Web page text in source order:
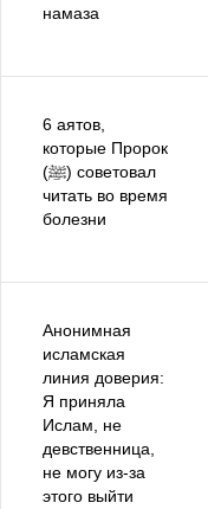
намаза
6 аятов,
которые Пророк
(ﷺ) советовал
читать во время
болезни
Анонимная
исламская
линия доверия:
Я приняла
Ислам, не
девственница,
не могу из-за
этого выйти